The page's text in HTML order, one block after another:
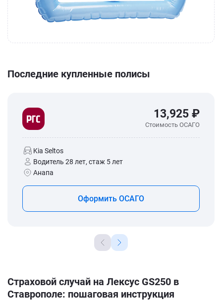
Последние купленные полисы
13,925 ₽
Стоимость ОСАГО
Kia Seltos
Водитель 28 лет, стаж 5 лет
Анапа
Оформить ОСАГО
Страховой случай на Лексус GS250 в
Ставрополе: пошаговая инструкция